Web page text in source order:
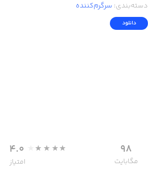
دسته‌بندی: سرگرم‌کننده
دانلود
98
مگابایت
4.0
امتیاز